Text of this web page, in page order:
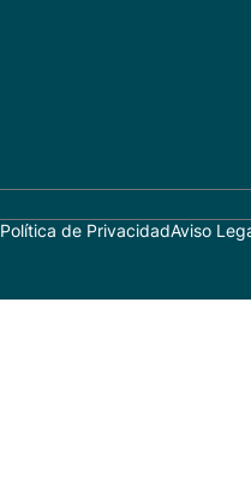
Política de PrivacidadAviso